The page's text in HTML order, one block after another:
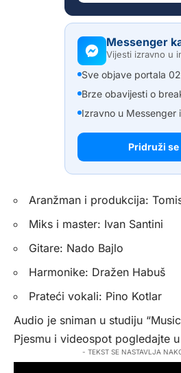
Messenger
Vijesti izravno u
Sve objave portala
Brze obavijesti o
Izravno u Messenger
Pridruži se
Aranžman i produkcija:
Miks i master: Ivan Santini
Gitare: Nado Bajlo
Harmonike: Dražen Habuš
Prateći vokali: Pino Kotlar
Audio je sniman u studiju
Pjesmu i videospot pogledajte
- TEKST SE NASTAVLJA